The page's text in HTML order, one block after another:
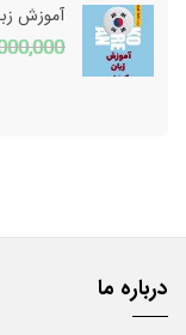
آموزش
درباره ما